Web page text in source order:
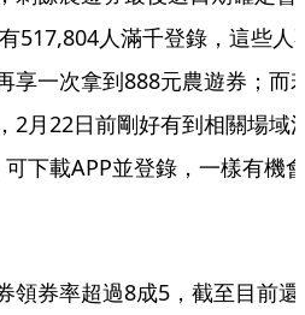
517,804人滿千登錄，這些人
享一次拿到888元農遊券；而
2月22日前剛好有到相關場域
下載APP並登錄，一樣有機
領券率超過8成5，截至目前還